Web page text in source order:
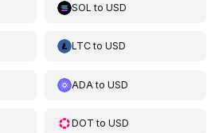
SOL toUSD
LTCtoUSD
ADA toUSD
DOT toUSD